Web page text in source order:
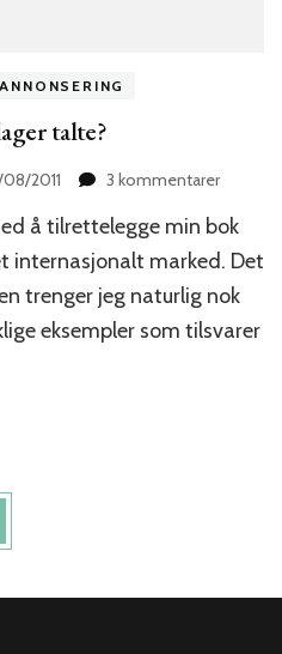
talte?
08/2011 3 kommentarertil
dager
å tilrettelegge min bok
internasjonalt marked. Det
trenger jeg naturlig nok
eksempler som tilsvarer